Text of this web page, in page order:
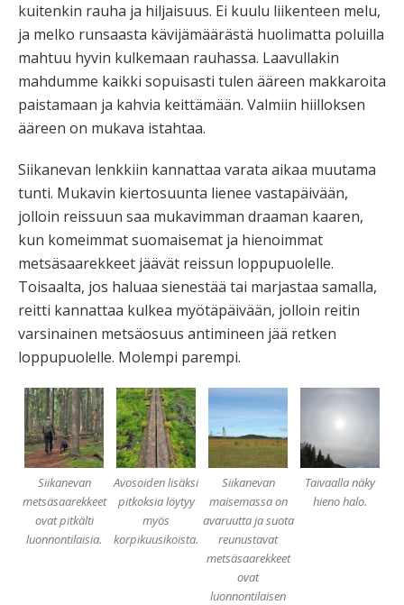
kuitenkin rauha ja hiljaisuus. Ei kuulu liikenteen melu,
ja melko runsaasta kävijämäärästä huolimatta poluilla
mahtuu hyvin kulkemaan rauhassa. Laavullakin
mahdumme kaikki sopuisasti tulen ääreen makkaroita
paistamaan ja kahvia keittämään. Valmiin hiilloksen
ääreen on mukava istahtaa.
Siikanevan lenkkiin kannattaa varata aikaa muutama
tunti. Mukavin kiertosuunta lienee vastapäivään,
jolloin reissuun saa mukavimman draaman kaaren,
kun komeimmat suomaisemat ja hienoimmat
metsäsaarekkeet jäävät reissun loppupuolelle.
Toisaalta, jos haluaa sienestää tai marjastaa samalla,
reitti kannattaa kulkea myötäpäivään, jolloin reitin
varsinainen metsäosuus antimineen jää retken
loppupuolelle. Molempi parempi.
Siikanevan
metsäsaarekkeet
ovat pitkälti
luonnontilaisia.
Avosoiden lisäksi
pitkoksia löytyy
myös
korpikuusikoista.
Siikanevan
maisemassa on
avaruutta ja suota
reunustavat
metsäsaarekkeet
ovat
luonnontilaisen
Taivaalla näky
hieno halo.